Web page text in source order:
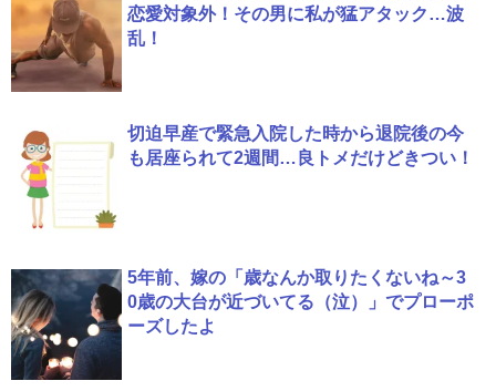
恋愛対象外！その男に私が猛アタック…波
乱！
切迫早産で緊急入院した時から退院後の今
も居座られて2週間…良トメだけどきつい！
5年前、嫁の「歳なんか取りたくないね～3
0歳の大台が近づいてる（泣）」でプローポ
ーズしたよ